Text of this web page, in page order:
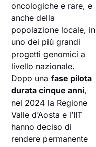
oncologiche e rare, e
anche della
popolazione locale, in
uno dei più grandi
progetti genomici a
livello nazionale.
Dopo unafase pilota
durata cinque anni,
nel 2024 la Regione
Valle d’Aosta e l’IIT
hanno deciso di
rendere permanente